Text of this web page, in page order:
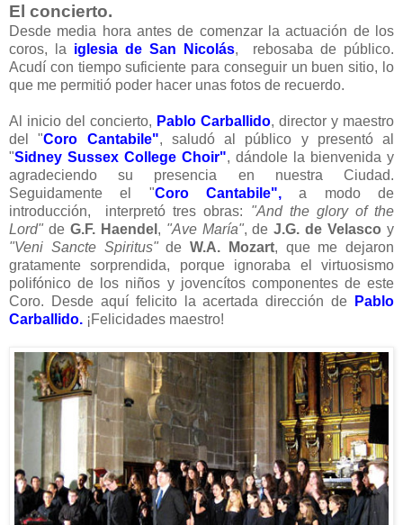
El concierto.
Desde media hora antes de comenzar la actuación de los
coros, la iglesia de San Nicolás, rebosaba de público.
Acudí con tiempo suficiente para conseguir un buen sitio, lo
que me permitió poder hacer unas fotos de recuerdo.
Al inicio del concierto, Pablo Carballido, director y maestro
del "Coro Cantabile", saludó al público y presentó al
"Sidney Sussex College Choir", dándole la bienvenida y
agradeciendo su presencia en nuestra Ciudad.
Seguidamente el "Coro Cantabile", a modo de
introducción, interpretó tres obras: "And the glory of the
Lord" de G.F. Haendel , "Ave María", deJ.G. de Velasco y
"Veni Sancte Spiritus"de W.A. Mozart, que me dejaron
gratamente sorprendida, porque ignoraba el virtuosismo
polifónico de los niños y jovencítos componentes de este
Coro. Desde aquí felicito la acertada dirección de
Pablo
Carballido. ¡Felicidades maestro!